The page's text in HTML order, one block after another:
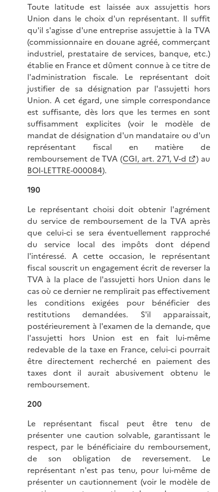
Toute latitude est laissée aux assujettis hors
Union dans le choix d'un représentant. Il suffit
qu'il s'agisse d'une entreprise assujettie à la TVA
(commissionnaire en douane agréé, commerçant
industriel, prestataire de services, banque, etc.)
établie en France et dûment connue à ce titre de
l'administration fiscale. Le représentant doit
justifier de sa désignation par l'assujetti hors
Union. A cet égard, une simple correspondance
est suffisante, dès lors que les termes en sont
suffisamment explicites (voir le modèle de
mandat de désignation d'un mandataire ou d'un
représentant fiscal en matière de
remboursement de TVA (CGI, art. 271, V-d
) au
BOI-LETTRE-000084).
190
Le représentant choisi doit obtenir l'agrément
du service de remboursement de la TVA après
que celui-ci se sera éventuellement rapproché
du service local des impôts dont dépend
l'intéressé. A cette occasion, le représentant
fiscal souscrit un engagement écrit de reverser la
TVA à la place de l'assujetti hors Union dans le
cas où ce dernier ne remplirait pas effectivement
les conditions exigées pour bénéficier des
restitutions demandées. S'il apparaissait,
postérieurement à l'examen de la demande, que
l'assujetti hors Union est en fait lui-même
redevable de la taxe en France, celui-ci pourrait
être directement recherché en paiement des
taxes dont il aurait abusivement obtenu le
remboursement.
200
Le représentant fiscal peut être tenu de
présenter une caution solvable, garantissant le
respect, par le bénéficiaire du remboursement,
de son obligation de reversement. Le
représentant n'est pas tenu, pour lui-même de
présenter un cautionnement (voir le modèle de